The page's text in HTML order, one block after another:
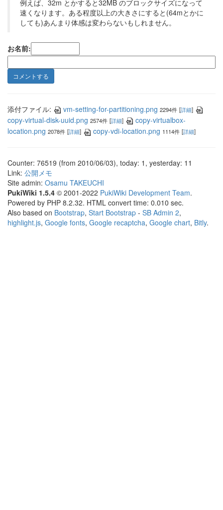
例えば、32m とかすると32MB のブロックサイズになって
速くなります。ある程度以上の大きさにすると(64mとかに
しても)あんまり体感は変わらないもしれません。
お名前:
添付ファイル: vm-setting-for-partitioning.png 2294件 [詳細]
copy-virtual-disk-uuid.png 2574件 [詳細]
copy-virtualbox-
location.png 2078件 [詳細] copy-vdi-location.png 1114件 [詳細]
Counter: 76519 (from 2010/06/03), today: 1, yesterday: 11
Link: 公開メモ
Site admin: Osamu TAKEUCHI
PukiWiki 1.5.4 © 2001-2022 PukiWiki Development Team.
Powered by PHP 8.2.32. HTML convert time: 0.010 sec.
Also based on Bootstrap, Start Bootstrap - SB Admin 2,
highlight.js, Google fonts, Google recaptcha, Google chart, Bitly.